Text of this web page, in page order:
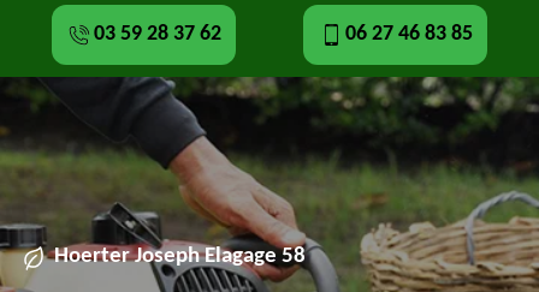
03 59 28 37 62 06 27 46 83 85
Hoerter Joseph Elagage 58